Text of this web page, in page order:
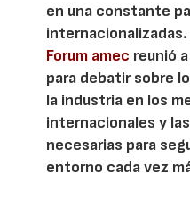
en una constante
Forum amec reunió
para debatir sobre
la industria en los
internacionales y
necesarias para
entorno cada vez